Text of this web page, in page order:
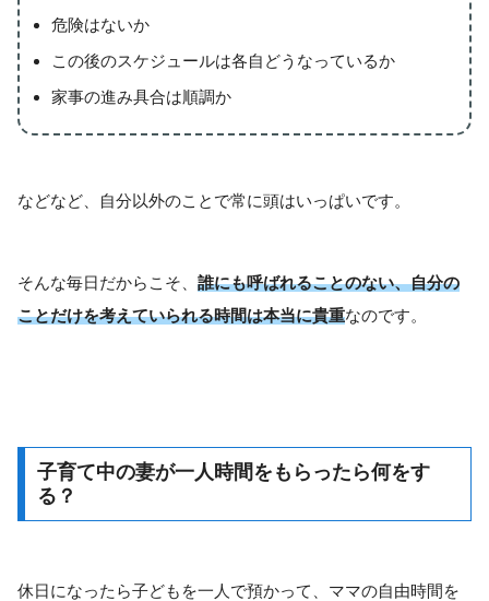
危険はないか
この後のスケジュールは各自どうなっているか
家事の進み具合は順調か
などなど、自分以外のことで常に頭はいっぱいです。
そんな毎日だからこそ、 誰にも呼ばれることのない、自分の
ことだけを考えていられる時間は本当に貴重なのです。
子育て中の妻が一人時間をもらったら何をす
る？
休日になったら子どもを一人で預かって、ママの自由時間を